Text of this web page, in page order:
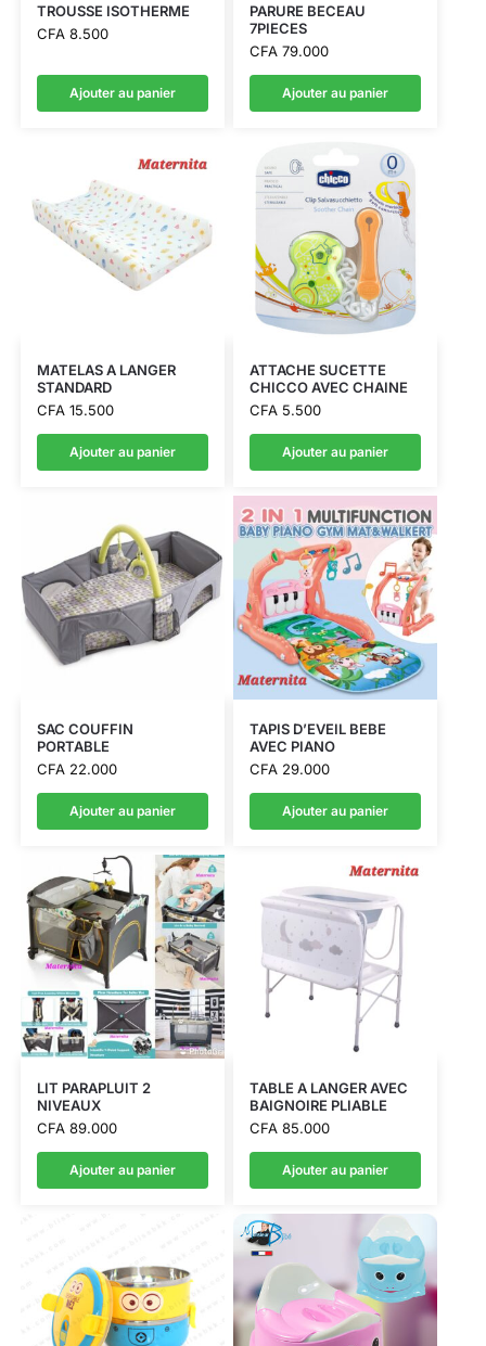
TROUSSE ISOTHERME
CFA8.500
Ajouter au panier
PARURE BECEAU
7PIECES
CFA79.000
Ajouter au panier
MATELAS A LANGER
STANDARD
CFA15.500
Ajouter au panier
ATTACHE SUCETTE
CHICCO AVEC CHAINE
CFA5.500
Ajouter au panier
SAC COUFFIN
PORTABLE
CFA22.000
Ajouter au panier
TAPIS D’EVEIL BEBE
AVEC PIANO
CFA29.000
Ajouter au panier
LIT PARAPLUIT 2
NIVEAUX
CFA89.000
Ajouter au panier
TABLE A LANGER AVEC
BAIGNOIRE PLIABLE
CFA85.000
Ajouter au panier